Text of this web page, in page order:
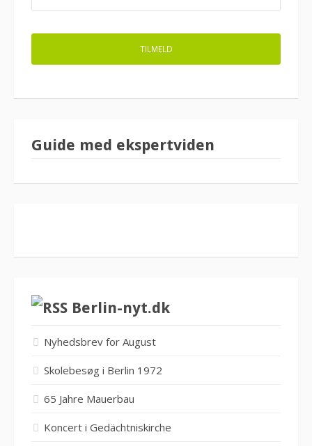
Guide med ekspertviden
Berlin-nyt.dk
Nyhedsbrev for August
Skolebesøg i Berlin 1972
65 Jahre Mauerbau
Koncert i Gedächtniskirche